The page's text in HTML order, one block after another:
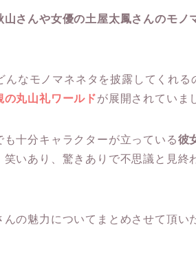
山さんや女優の土屋太鳳さんのモノ
んなモノマネネタを披露してくれ
の丸山礼ワールドが展開されていま
も十分キャラクターが立っている彼
笑いあり、驚きありで不思議と見終
んの魅力についてまとめさせて頂い